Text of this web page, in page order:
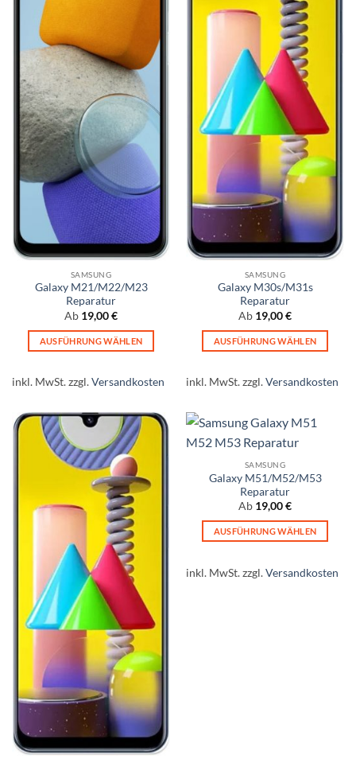
SAMSUNG
Galaxy M21/M22/M23
Reparatur
Ab 19,00€
AUSFÜHRUNG WÄHLEN
Produkt
Varianten
auf.
Die
Optionen
können
auf
der
Produktseite
gewählt
werden
inkl. MwSt.zzgl.Versandkosten
SAMSUNG
Galaxy M30s/M31s
Reparatur
Ab 19,00€
AUSFÜHRUNG WÄHLEN
Produkt
Varianten
auf.
Optionen
können
auf
der
Produktseite
werden
inkl. MwSt.zzgl.Versandkosten
SAMSUNG
Galaxy M51/M52/M53
Reparatur
Ab 19,00€
AUSFÜHRUNG WÄHLEN
Produkt
inkl. MwSt.zzgl.Versandkosten